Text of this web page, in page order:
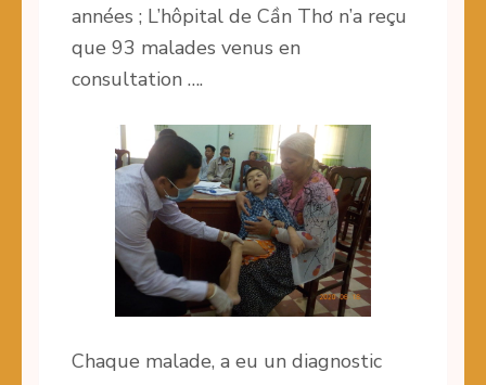
années ; L’hôpital de Cần Thơ n’a reçu
que 93 malades venus en
consultation ….
Chaque malade, a eu un diagnostic